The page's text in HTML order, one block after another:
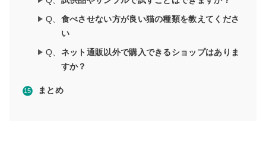
Q、 食べさせない方が良い猫の種類を教えてくださ
い
Q、 ネット通販以外で購入できるショップはありま
すか？
まとめ